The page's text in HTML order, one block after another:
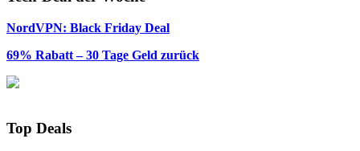
NordVPN: Black Friday Deal
69% Rabatt – 30 Tage Geld zurück
Top Deals